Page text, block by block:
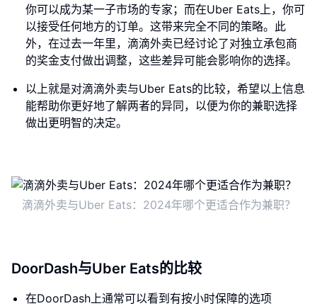
你可以成为某一子市场的专家；而在Uber Eats上，你可
以接受任何地方的订单。这带来完全不同的策略。此
外，在过去一年里，滴滴外卖已经讨论了对独立承包商
的奖金支付做出调整，这些差异可能会影响你的选择。
以上就是对滴滴外卖与Uber Eats的比较，希望以上信息
能帮助你更好地了解两者的异同，以便为你的兼职选择
做出更明智的决定。
滴滴外卖与Uber Eats：2024年哪个更适合作为兼职？
DoorDash与Uber Eats的比较
在DoorDash上通常可以看到有按小时保障的选项